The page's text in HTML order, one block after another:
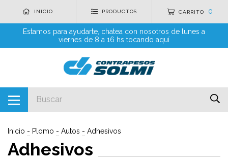
INICIO PRODUCTOS CARRITO 0
Estamos para ayudarte, chatea con nosotros de lunes a
viernes de 8 a 16 hs tocando aquí
Inicio - Plomo - Autos - Adhesivos
Adhesivos